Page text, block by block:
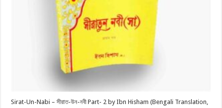
Sirat-Un-Nabi – সীরাত-উন-নবী Part- 2 by Ibn Hisham (Bengali Translation,